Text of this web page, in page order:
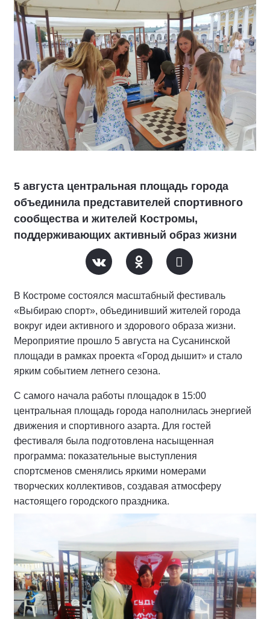
5 августа центральная площадь города
объединила представителей спортивного
сообщества и жителей Костромы,
поддерживающих активный образ жизни
В Костроме состоялся масштабный фестиваль
«Выбираю спорт», объединивший жителей города
вокруг идеи активного и здорового образа жизни.
Мероприятие прошло 5 августа на Сусанинской
площади в рамках проекта «Город дышит» и стало
ярким событием летнего сезона.
С самого начала работы площадок в 15:00
центральная площадь города наполнилась энергией
движения и спортивного азарта. Для гостей
фестиваля была подготовлена насыщенная
программа: показательные выступления
спортсменов сменялись яркими номерами
творческих коллективов, создавая атмосферу
настоящего городского праздника.